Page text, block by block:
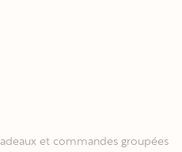
et commandes groupées